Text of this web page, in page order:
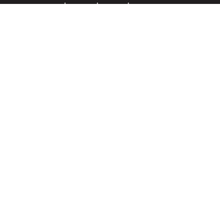
ברוכות הבאות למרכז שלנו, המשלב בין מקצועיות,